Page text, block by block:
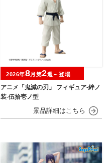
アニメ「鬼滅の刃」 フィギュア-絆ノ
装-伍拾壱ノ型
2026年8月第2週～登場